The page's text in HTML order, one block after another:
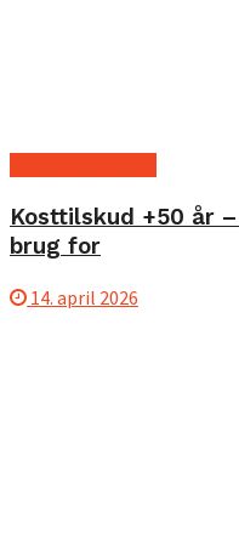
Kosttilskud +50 år
brug for
14. april 2026